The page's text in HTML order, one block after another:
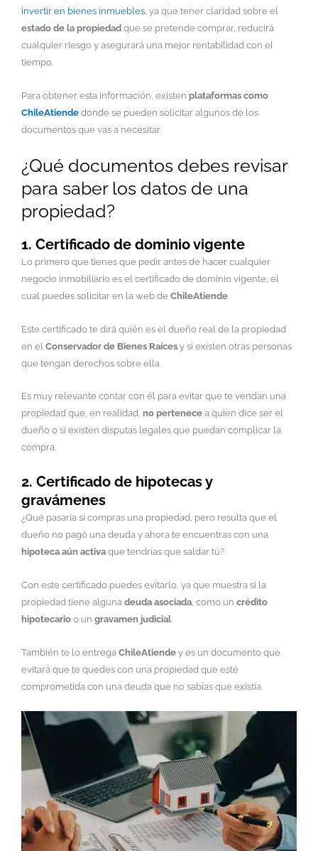
invertir en bienes inmuebles , ya que tener claridad sobre el
estado de la propiedad que se pretende comprar, reducirá
cualquier riesgo y asegurará una mejor rentabilidad con el
tiempo.
Para obtener esta información, existen plataformas como
ChileAtiende donde se pueden solicitar algunos de los
documentos que vas a necesitar.
¿Qué documentos debes revisar
para saber los datos de una
propiedad?
1. Certificado de dominio vigente
Lo primero que tienes que pedir antes de hacer cualquier
negocio inmobiliario es el certificado de dominio vigente, el
cual puedes solicitar en la web de ChileAtiende
Este certificado te dirá quién es el dueño real de la propiedad
en el Conservador de Bienes Raíces y si existen otras personas
que tengan derechos sobre ella.
Es muy relevante contar con él para evitar que te vendan una
propiedad que, en realidad, no pertenece a quien dice ser el
dueño o si existen disputas legales que puedan complicar la
compra.
2. Certificado de hipotecas y
gravámenes
¿Qué pasaría si compras una propiedad, pero resulta que el
dueño no pagó una deuda y ahora te encuentras con una
hipoteca aún activa que tendrías que saldar tú?
Con este certificado puedes evitarlo, ya que muestra si la
propiedad tiene alguna deuda asociada , como un crédito
hipotecario o un gravamen judicial
También te lo entrega ChileAtiende y es un documento que
evitará que te quedes con una propiedad que esté
comprometida con una deuda que no sabías que existía.